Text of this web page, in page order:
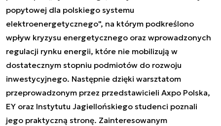
popytowej dla polskiego systemu
elektroenergetycznego", na którym podkreślono
wpływ kryzysu energetycznego oraz wprowadzonych
regulacji rynku energii, które nie mobilizują w
dostatecznym stopniu podmiotów do rozwoju
inwestycyjnego. Następnie dzięki warsztatom
przeprowadzonym przez przedstawicieli Axpo Polska,
EY oraz Instytutu Jagiellońskiego studenci poznali
jego praktyczną stronę. Zainteresowanym